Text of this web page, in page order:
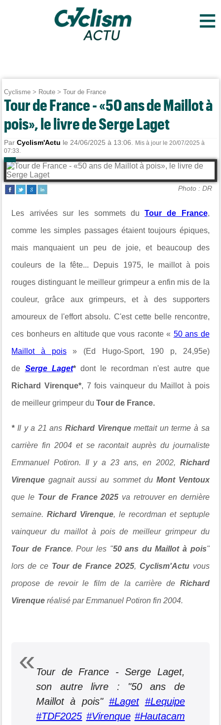
≡
Cyclisme > Route >Tour de France
Tour de France - «50 ans de Maillot à
pois», le livre de Serge Laget
ParCyclism'Actu le 24/06/2025 à 13:06.
Mis à jour le 20/07/2025 à
07:33.
Photo : DR
Les arrivées sur les sommets duTour de France,
comme les simples passages étaient toujours épiques,
mais manquaient un peu de joie, et beaucoup des
couleurs de la fête... Depuis 1975, le maillot à pois
rouges distinguant le meilleur grimpeur a enfin mis de la
couleur, grâce aux grimpeurs, et à des supporters
amoureux de l'effort absolu. C'est cette belle rencontre,
ces bonheurs en altitude que vous raconte « 50 ans de
Maillot à pois» (Ed Hugo-Sport, 190 p, 24,95e)
de Serge Laget* dont le recordman n'est autre que
Richard Virenque*, 7 fois vainqueur du Maillot à pois
de meilleur grimpeur du Tour de France.
* Il y a 21 ansRichard Virenquemettait un terme à sa
carrière fin 2004 et se racontait auprès du journaliste
Emmanuel Potiron. Il y a 23 ans, en 2002, Richard
Virenque gagnait aussi au sommet duMont Ventoux
que le Tour de France 2025 va retrouver en dernière
semaine.Richard Virenque, le recordman et septuple
vainqueur du maillot à pois de meilleur grimpeur du
Tour de France. Pour les "50 ans du Maillot à pois"
lors de ce Tour de France 2O25, Cyclism'Actuvous
propose de revoir le film de la carrière de Richard
Virenque réalisé par Emmanuel Potiron fin 2004.
Tour de France - Serge Laget,
son autre livre : "50 ans de
Maillot à pois" #Laget #Lequipe
#TDF2025 #Virenque #Hautacam